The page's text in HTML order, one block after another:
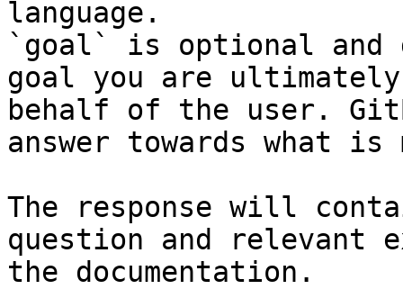
language.
`goal` is optional and
goal you are
behalf of the user.
answer towards what
The response will
question and relevant
the documentation.